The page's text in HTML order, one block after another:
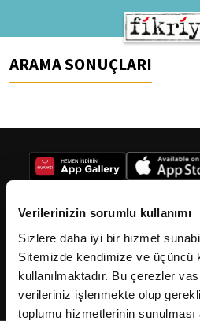
Verilerinizin sorumlu kullanımı
Sizlere daha iyi bir hizmet
Sitemizde kendimize ve üçüncü
kullanılmaktadır. Bu çerezler
verileriniz işlenmekte olup
toplumu hizmetlerinin sunulması
ARAMA SONUÇLARI
2026Fikriyat. Tüm hakları saklıdır.